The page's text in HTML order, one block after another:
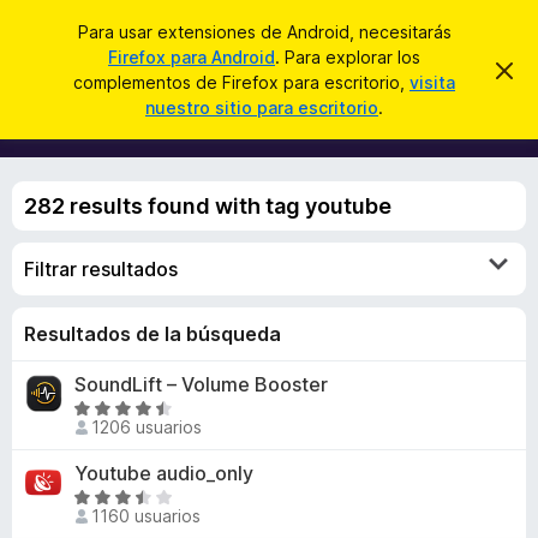
Para usar extensiones de Android, necesitarás
Firefox para Android. Para explorar los
complementos de Firefox para escritorio, visita
nuestro sitio para escritorio.
I
e
B
u
c
d
e
o
Iniciar sesión
a
282 results found with tag youtube
Filtrar resultados
Resultados de la búsqueda
SoundLift – Volume Booster
S
e
v
a
1206 usuarios
Youtube audio_only
S
e 1160 usuarios